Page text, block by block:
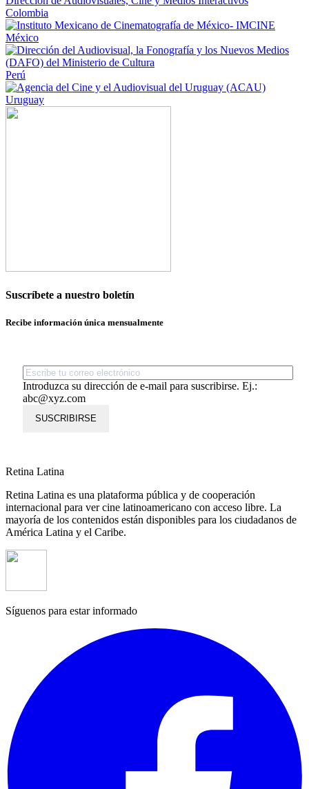
Colombia
México
Perú
Uruguay
Suscríbete a nuestro boletín
Recibe información única mensualmente
Introduzca su dirección de e-mail para suscribirse. Ej.:
abc@xyz.com
SUSCRIBIRSE
Retina Latina
Retina Latina es una plataforma pública y de cooperación
internacional para ver cine latinoamericano con acceso libre. La
mayoría de los contenidos están disponibles para los ciudadanos de
América Latina y el Caribe.
Síguenos para estar informado